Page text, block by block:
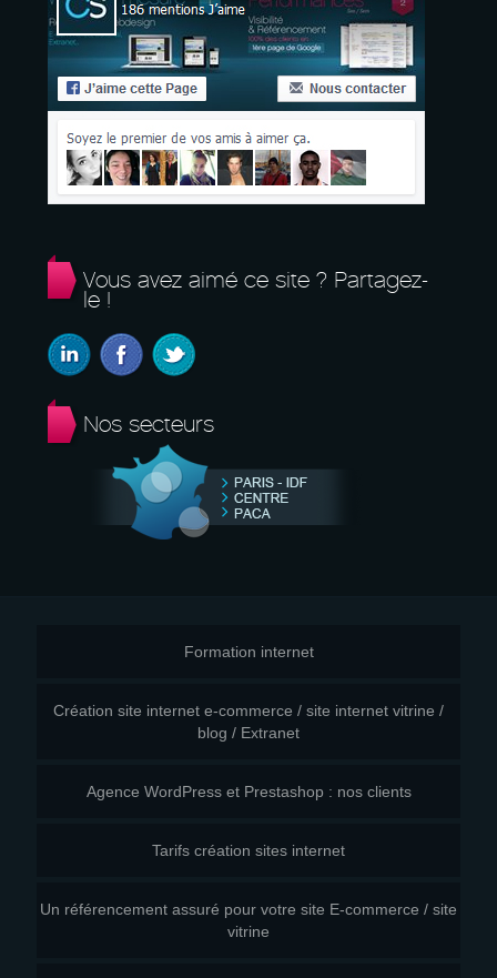
Vous avez aimé ce site ? Partagez-
le !
Nos secteurs
Formation internet
Création site internet e-commerce / site internet vitrine /
blog / Extranet
Agence WordPress et Prestashop : nos clients
Tarifs création sites internet
Un référencement assuré pour votre site E-commerce / site
vitrine